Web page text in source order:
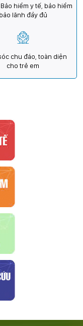
hiểm y tế, bảo hiểm
bảo lãnh đầy đủ
chu đáo, toàn diện
cho trẻ em